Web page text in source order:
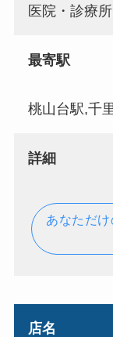
医院・診療
最寄駅
桃山台駅,千
詳細
あなただ
店名